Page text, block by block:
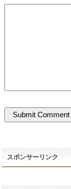
スポンサーリンク